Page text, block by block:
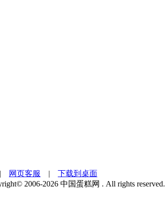
网页客服 | 下载到桌面
2006-2026 中国蛋糕网 . All rights reserved.